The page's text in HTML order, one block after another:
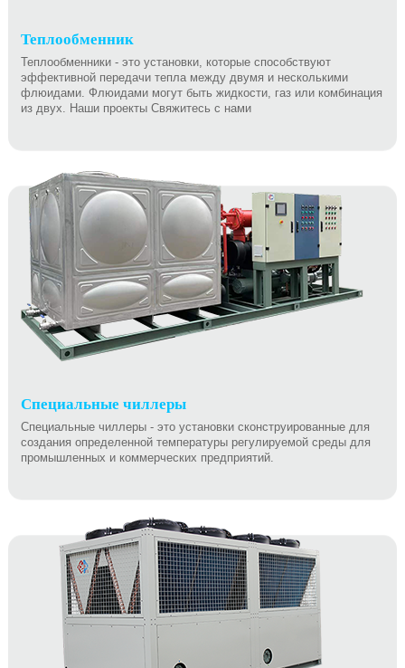
Теплообменник
Теплообменники - это установки, которые способствуют
эффективной передачи тепла между двумя и несколькими
флюидами. Флюидами могут быть жидкости, газ или комбинация
из двух. Наши проекты Свяжитесь с нами
Специальные чиллеры
Специальные чиллеры - это установки сконструированные для
создания определенной температуры регулируемой среды для
промышленных и коммерческих предприятий.